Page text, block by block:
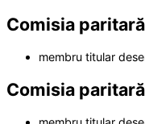
Comisia paritară
membru titular
Comisia paritară